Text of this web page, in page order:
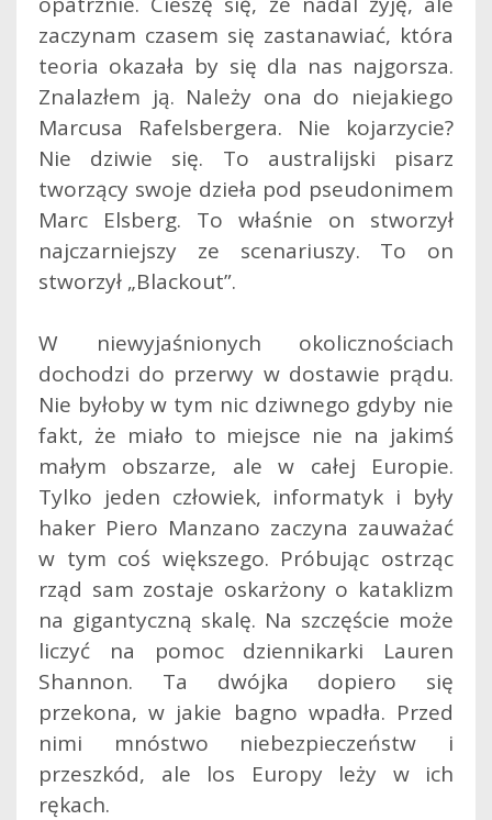
zaczynam czasem się zastanawiać, która
teoria okazała by się dla nas najgorsza.
Znalazłem ją. Należy ona do niejakiego
Marcusa Rafelsbergera. Nie kojarzycie?
Nie dziwie się. To australijski pisarz
tworzący swoje dzieła pod pseudonimem
Marc Elsberg. To właśnie on stworzył
najczarniejszy ze scenariuszy. To on
stworzył „Blackout”.
W niewyjaśnionych okolicznościach
dochodzi do przerwy w dostawie prądu.
Nie byłoby w tym nic dziwnego gdyby nie
fakt, że miało to miejsce nie na jakimś
małym obszarze, ale w całej Europie.
Tylko jeden człowiek, informatyk i były
haker Piero Manzano zaczyna zauważać
w tym coś większego. Próbując ostrząc
rząd sam zostaje oskarżony o kataklizm
na gigantyczną skalę. Na szczęście może
liczyć na pomoc dziennikarki Lauren
Shannon. Ta dwójka dopiero się
przekona, w jakie bagno wpadła. Przed
nimi mnóstwo niebezpieczeństw i
przeszkód, ale los Europy leży w ich
rękach.